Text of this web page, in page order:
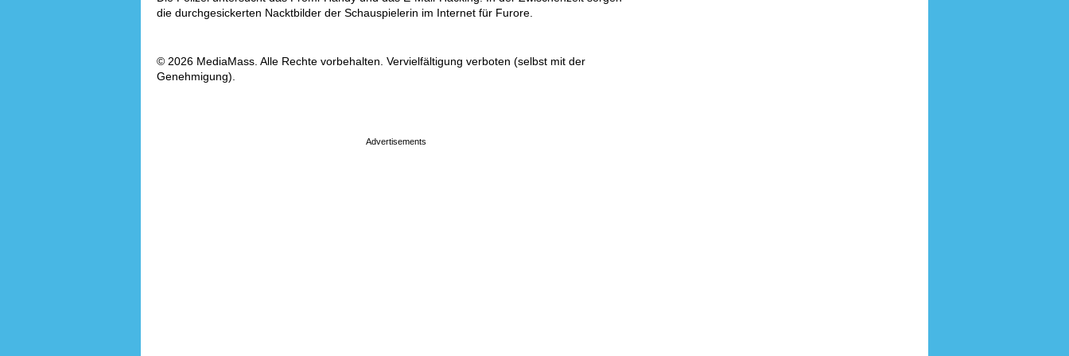
die durchgesickerten Nacktbilder der Schauspielerin im Internet für Furore.
© 2026 MediaMass. Alle Rechte vorbehalten. Vervielfältigung verboten (selbst mit der
Genehmigung).